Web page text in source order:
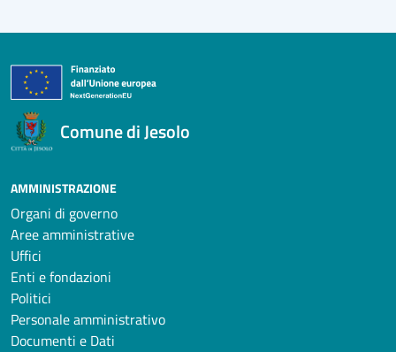
Comune di Jesolo
AMMINISTRAZIONE
Organi di governo
Aree amministrative
Uffici
Enti e fondazioni
Politici
Personale amministrativo
Documenti e Dati